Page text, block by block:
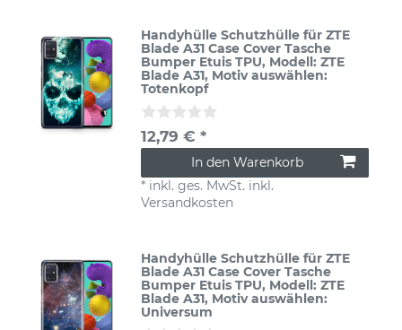
Handyhülle Schutzhülle für ZTE
Blade A31 Case Cover Tasche
Bumper Etuis TPU, Modell: ZTE
Blade A31, Motiv auswählen:
Totenkopf
12,79 € *
In den Warenkorb
* inkl. ges. MwSt. inkl.
Versandkosten
Handyhülle Schutzhülle für ZTE
Blade A31 Case Cover Tasche
Bumper Etuis TPU, Modell: ZTE
Blade A31, Motiv auswählen:
Universum